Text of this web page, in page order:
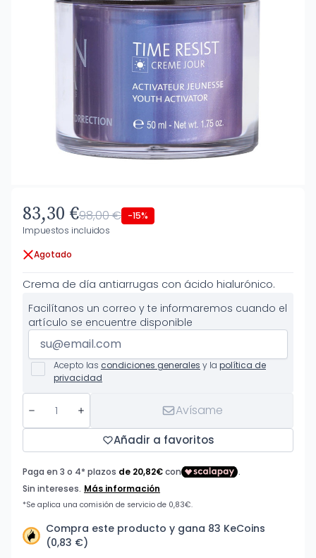
83,30 €98,00 € -15%
Impuestos incluidos
Agotado
Crema de día antiarrugas con ácido hialurónico.
Facilítanos un correo y te informaremos cuando el
artículo se encuentre disponible
Acepto las condiciones generales y la política de
privacidad
Avísame
Añadir a favoritos
Compra este producto y gana 83 KeCoins
(0,83 €)